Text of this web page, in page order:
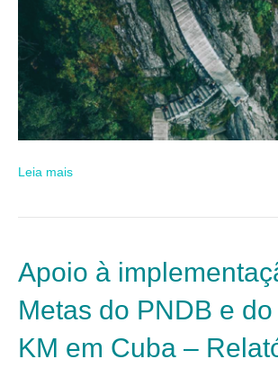
Leia mais
Apoio à
Metas do PNDB e
KM em Cuba –